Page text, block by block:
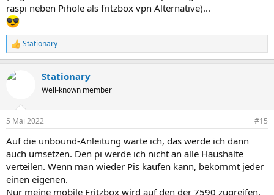
raspi neben Pihole als fritzbox vpn Alternative)...
R
e
k
e
:
Stationary
Stationary
Well-known member
5 Mai 2022 #15
Auf die unbound-Anleitung warte ich, das werde ich dann
auch umsetzen. Den pi werde ich nicht an alle Haushalte
verteilen. Wenn man wieder Pis kaufen kann, bekommt jeder
einen eigenen.
Nur meine mobile Fritzbox wird auf den der 7590 zugreifen,